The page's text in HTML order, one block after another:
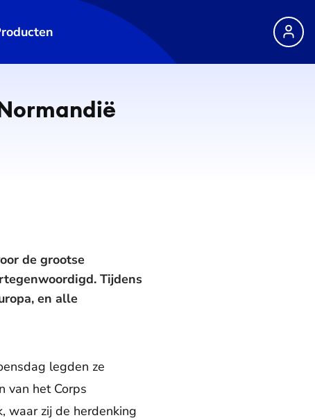
de grootse
Tijdens
en alle
legden ze
van het Corps
waar zij de herdenking